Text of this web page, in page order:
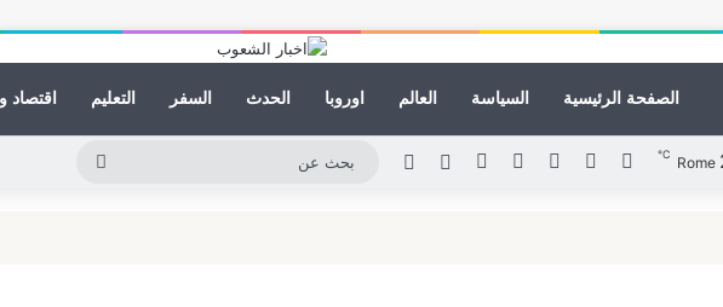
الصفحة الرئيسية السياسة العالم اوروبا الحدث السفر التعليم اقتصاد
Rome
℃ فيسبوك لينكدإنيوتيوب انستقراممقال عشوائي
الوضع المظلم